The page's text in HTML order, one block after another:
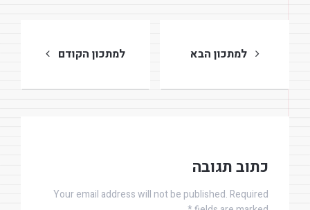
ניווט
למתכון הקודם למתכון הבא
כתוב תגובה
Your email address will not be published. Required